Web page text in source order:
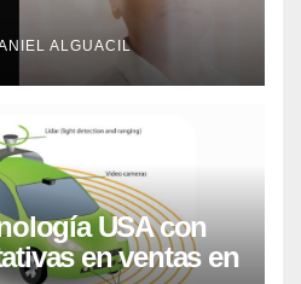
ALGUACIL
USA con
en ventas en